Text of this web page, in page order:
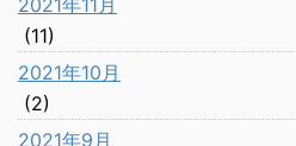
2021年11月
(11)
2021年10月
(2)
2021年9月